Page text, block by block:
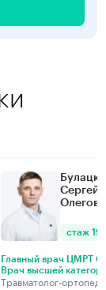
Сергей
стаж 19
Главный врач ЦМРТ
Врач высшей
Травматолог-ортопед